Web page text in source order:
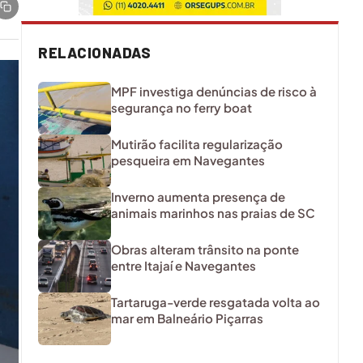
RELACIONADAS
MPF investiga denúncias de risco à
segurança no ferry boat
Mutirão facilita regularização
pesqueira em Navegantes
Inverno aumenta presença de
animais marinhos nas praias de SC
Obras alteram trânsito na ponte
entre Itajaí e Navegantes
Tartaruga-verde resgatada volta ao
mar em Balneário Piçarras